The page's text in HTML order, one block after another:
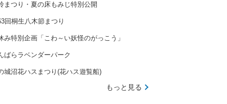
まつり・夏の床もみじ特別公開
回桐生八木節まつり
み特別企画「こわ～い妖怪のがっこう」
ばらラベンダーパーク
城沼花ハスまつり(花ハス遊覧船)
もっと見る